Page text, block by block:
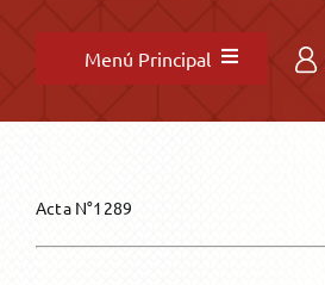
Menú Principal
INICIO
NOVEDADES
Acta N°1289